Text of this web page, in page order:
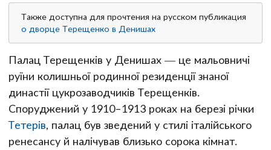
Также доступна для прочтения на русском публикация
о дворце Терещенко в Денишах
Палац Терещенків у Денишах — це мальовничі
руїни колишньої родинної резиденції знаної
династії цукрозаводчиків Терещенків.
Споруджений у 1910–1913 роках на березі річки
Тетерів, палац був зведений у стилі італійського
ренесансу й налічував близько сорока кімнат.